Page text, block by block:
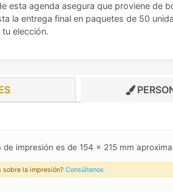
esta agenda asegura que proviene de
la entrega final en paquetes de 50
elección.
de impresión es de 154 x 215 mm
sobre la impresión? Consúltenos